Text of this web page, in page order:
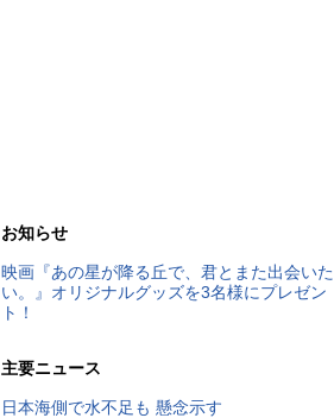
お知らせ
映画『あの星が降る丘で、君とまた出会いた
い。』オリジナルグッズを3名様にプレゼン
ト！
主要ニュース
日本海側で水不足も 懸念示す